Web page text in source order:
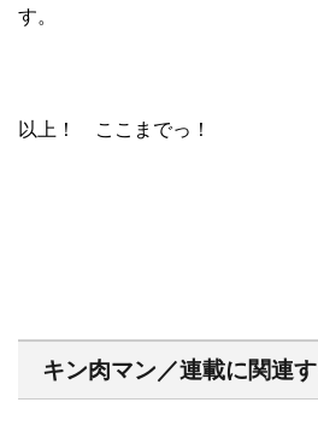
す。
以上！ ここまでっ！
キン肉マン／連載に関連